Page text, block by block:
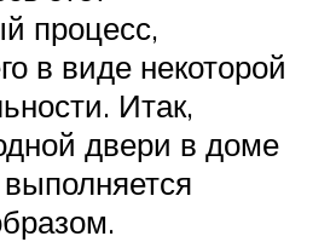
процесс,
в виде некоторой
Итак,
двери в доме